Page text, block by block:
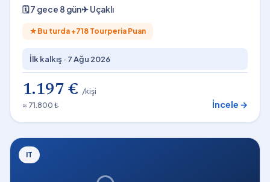
🗓7 gece 8 gün✈Uçaklı
★ Bu turda +718 Tourperia Puan
İlk kalkış · 7 Ağu 2026
1.197 € /kişi
≈ 71.800 ₺
İncele →
IT